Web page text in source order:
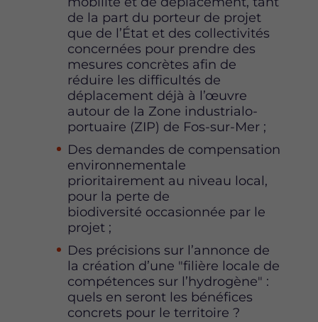
de la part du porteur de projet
que de l’État et des collectivités
concernées pour prendre des
mesures concrètes afin de
réduire les difficultés de
déplacement déjà à l’œuvre
autour de la Zone industrialo-
portuaire (ZIP) de Fos-sur-Mer ;
Des demandes de compensation
environnementale
prioritairement au niveau local,
pour la perte de
biodiversité occasionnée par le
projet ;
Des précisions sur l’annonce de
la création d’une "filière locale de
compétences sur l’hydrogène" :
quels en seront les bénéfices
concrets pour le territoire ?